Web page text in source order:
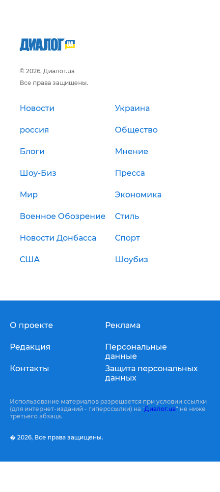
© 2026, Диалог.ua
Все права защищены.
Новости Украина
россия Общество
Блоги Мнение
Шоу-Биз Пресса
Мир Экономика
Военное Обозрение Стиль
Новости Донбасса Спорт
США Шоубиз
О проекте
Редакция
Контакты
Реклама
Персональные
данные
Защита персональных
данных
Использование материалов разрешается при условии ссылки
(для интернет-изданий - гиперссылки) на "Диалог.ua" не ниже
третьего абзаца.
� 2026, Все права защищены.